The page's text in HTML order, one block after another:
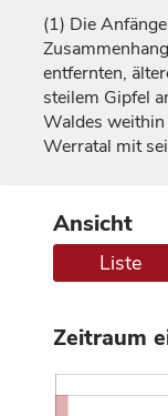
(1) Die
entfernten,
steilem Gipfel
Waldes
Werratal mit
Ansicht
Liste
Zeitraum